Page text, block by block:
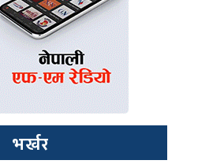
भर्खर